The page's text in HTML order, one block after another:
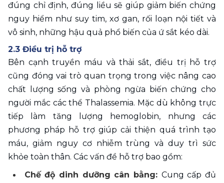
đúng chỉ định, đúng liều sẽ giúp giảm biến chứng
nguy hiểm như suy tim, xơ gan, rối loạn nội tiết và
vô sinh, những hậu quả phổ biến của ứ sắt kéo dài.
2.3 Điều trị hỗ trợ
Bên cạnh truyền máu và thải sắt, điều trị hỗ trợ
cũng đóng vai trò quan trọng trong việc nâng cao
chất lượng sống và phòng ngừa biến chứng cho
người mắc các thể Thalassemia. Mặc dù không trực
tiếp làm tăng lượng hemoglobin, nhưng các
phương pháp hỗ trợ giúp cải thiện quá trình tạo
máu, giảm nguy cơ nhiễm trùng và duy trì sức
khỏe toàn thân. Các vấn đề hỗ trợ bao gồm:
Chế độ dinh dưỡng cân bằng: Cung cấp đủ